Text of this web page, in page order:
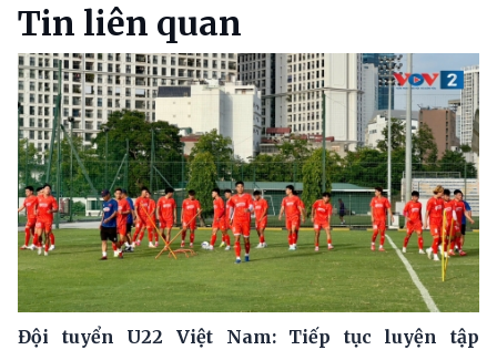
Tin liên quan
Đội tuyển U22 Việt Nam: Tiếp tục luyện tập